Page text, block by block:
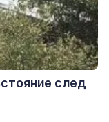
след